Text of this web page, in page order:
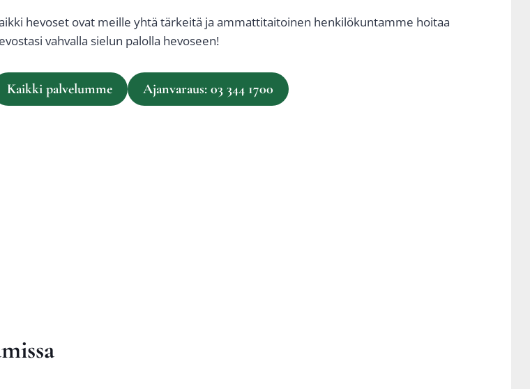
hevo­set ovat meil­le yhtä tär­kei­tä ja ammat­ti­tai­toi­nen hen­ki­lö­kun­tam­me hoi­taa
vah­val­la sie­lun palol­la hevo­seen!
Kaik­ki pal­ve­lum­me Ajan­va­raus: 03 344 1700